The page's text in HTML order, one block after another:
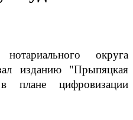
округа
изданию "Прыпяцкая
цифровизации